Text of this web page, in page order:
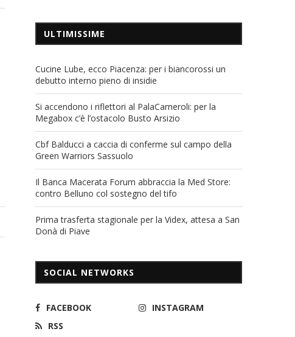
ULTIMISSIME
Cucine Lube, ecco Piacenza: per i biancorossi un
debutto interno pieno di insidie
Si accendono i riflettori al PalaCarneroli: per la
Megabox c’è l’ostacolo Busto Arsizio
Cbf Balducci a caccia di conferme sul campo della
Green Warriors Sassuolo
Il Banca Macerata Forum abbraccia la Med Store:
contro Belluno col sostegno del tifo
Prima trasferta stagionale per la Videx, attesa a San
Donà di Piave
SOCIAL NETWORKS
FACEBOOK
INSTAGRAM
RSS